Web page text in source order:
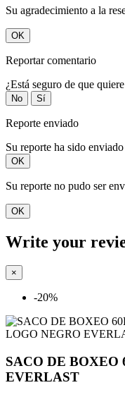
Su agradecimiento a la
OK
Reportar comentario
¿Está seguro de que
No Sí
Reporte enviado
Su reporte ha sido
OK
Su reporte no pudo ser
OK
Write your
×
-20%
SACO DE BOXEO
EVERLAST